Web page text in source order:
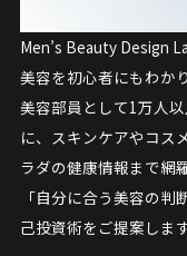
Men’s Beauty Design
美容を初心者にもわか
美容部員として1万人
に、スキンケアやコス
ラダの健康情報まで網
「自分に合う美容の
己投資術をご提案します